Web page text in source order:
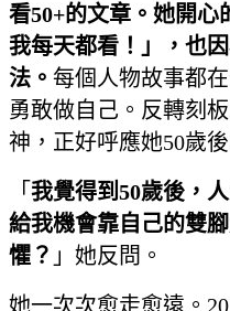
看50+的文章。她開心
我每天都看！」，也
法。 每個人物故事都
勇敢做自己。反轉刻
神，正好呼應她50歲
「 我覺得到50歲後，
給我機會靠自己的雙
懼？ 」她反問。
她一次次愈走愈遠。